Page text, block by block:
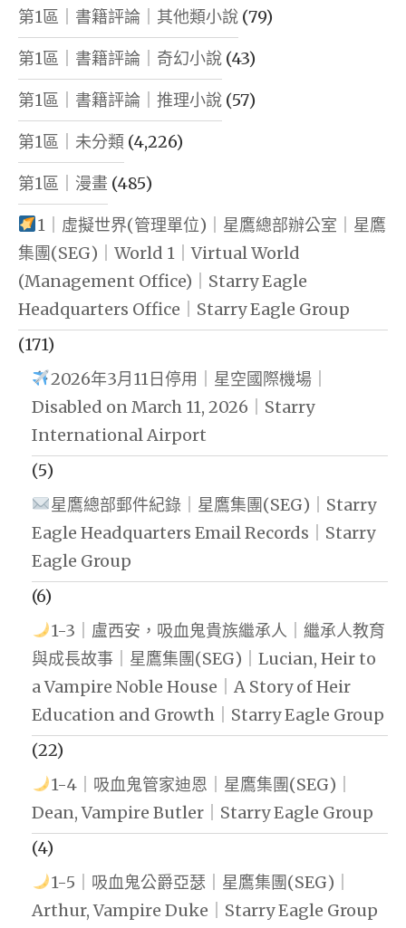
第1區｜書籍評論｜其他類小說 (79)
第1區｜書籍評論｜奇幻小說 (43)
第1區｜書籍評論｜推理小說 (57)
第1區｜未分類 (4,226)
第1區｜漫畫 (485)
1｜虛擬世界(管理單位)｜星鷹總部辦公室｜星鷹
集團(SEG)｜World 1｜Virtual World
(Management Office)｜Starry Eagle
Headquarters Office｜Starry Eagle Group
(171)
2026年3月11日停用｜星空國際機場｜
Disabled on March 11, 2026｜Starry
International Airport
(5)
星鷹總部郵件紀錄｜星鷹集團(SEG)｜Starry
Eagle Headquarters Email Records｜Starry
Eagle Group
(6)
1-3｜盧西安，吸血鬼貴族繼承人｜繼承人教育
與成長故事｜星鷹集團(SEG)｜Lucian, Heir to
a Vampire Noble House｜A Story of Heir
Education and Growth｜Starry Eagle Group
(22)
1-4｜吸血鬼管家迪恩｜星鷹集團(SEG)｜
Dean, Vampire Butler｜Starry Eagle Group
(4)
1-5｜吸血鬼公爵亞瑟｜星鷹集團(SEG)｜
Arthur, Vampire Duke｜Starry Eagle Group